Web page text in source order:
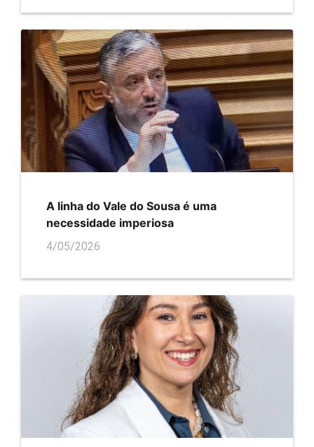
A linha do Vale do Sousa é uma
necessidade imperiosa
4/05/2026